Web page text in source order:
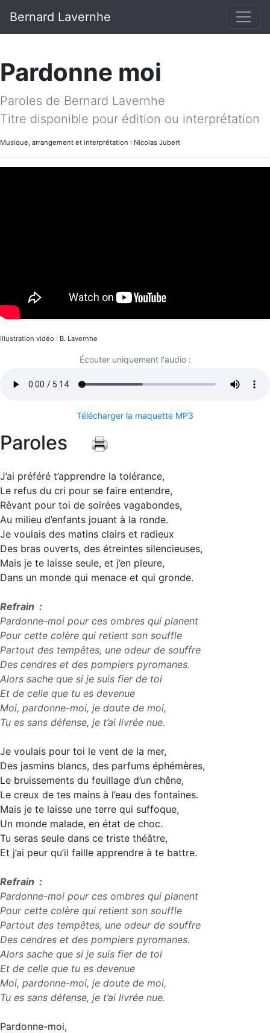
Bernard Lavernhe
Pardonne moi
Paroles de Bernard Lavernhe
Titre disponible pour édition ou interprétation
Musique, arrangement et interprétation : Nicolas Jubert
Illustration vidéo : B. Lavernhe
Écouter uniquement l'audio :
Télécharger la maquette MP3
Paroles
J’ai préféré t’apprendre la tolérance,
Le refus du cri pour se faire entendre,
Rêvant pour toi de soirées vagabondes,
Au milieu d’enfants jouant à la ronde.
Je voulais des matins clairs et radieux
Des bras ouverts, des étreintes silencieuses,
Mais je te laisse seule, et j’en pleure,
Dans un monde qui menace et qui gronde.
Refrain :
Pardonne-moi pour ces ombres qui planent
Pour cette colère qui retient son souffle
Partout des tempêtes, une odeur de souffre
Des cendres et des pompiers pyromanes.
Alors sache que si je suis fier de toi
Et de celle que tu es devenue
Moi, pardonne-moi, je doute de moi,
Tu es sans défense, je t’ai livrée nue.
Je voulais pour toi le vent de la mer,
Des jasmins blancs, des parfums éphémères,
Le bruissements du feuillage d’un chêne,
Le creux de tes mains à l’eau des fontaines.
Mais je te laisse une terre qui suffoque,
Un monde malade, en état de choc.
Tu seras seule dans ce triste théâtre,
Et j’ai peur qu’il faille apprendre à te battre.
Refrain :
Pardonne-moi pour ces ombres qui planent
Pour cette colère qui retient son souffle
Partout des tempêtes, une odeur de souffre
Des cendres et des pompiers pyromanes.
Alors sache que si je suis fier de toi
Et de celle que tu es devenue
Moi, pardonne-moi, je doute de moi,
Tu es sans défense, je t’ai livrée nue.
Pardonne-moi,